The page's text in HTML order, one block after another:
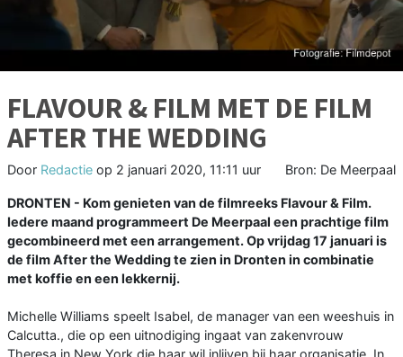
FLAVOUR & FILM MET DE FILM
AFTER THE WEDDING
Door Redactie op 2 januari 2020, 11:11 uur Bron: De Meerpaal
DRONTEN - Kom genieten van de filmreeks Flavour & Film.
Iedere maand programmeert De Meerpaal een prachtige film
gecombineerd met een arrangement. Op vrijdag 17 januari is
de film After the Wedding te zien in Dronten in combinatie
met koffie en een lekkernij.
Michelle Williams speelt Isabel, de manager van een weeshuis in
Calcutta., die op een uitnodiging ingaat van zakenvrouw
Theresa in New York die haar wil inlijven bij haar organisatie. In